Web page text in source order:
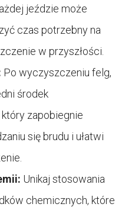
jeździe może
czas potrzebny na
w przyszłości.
Po wyczyszczeniu felg,
środek
zapobiegnie
się brudu i ułatwi
Unikaj stosowania
chemicznych, które